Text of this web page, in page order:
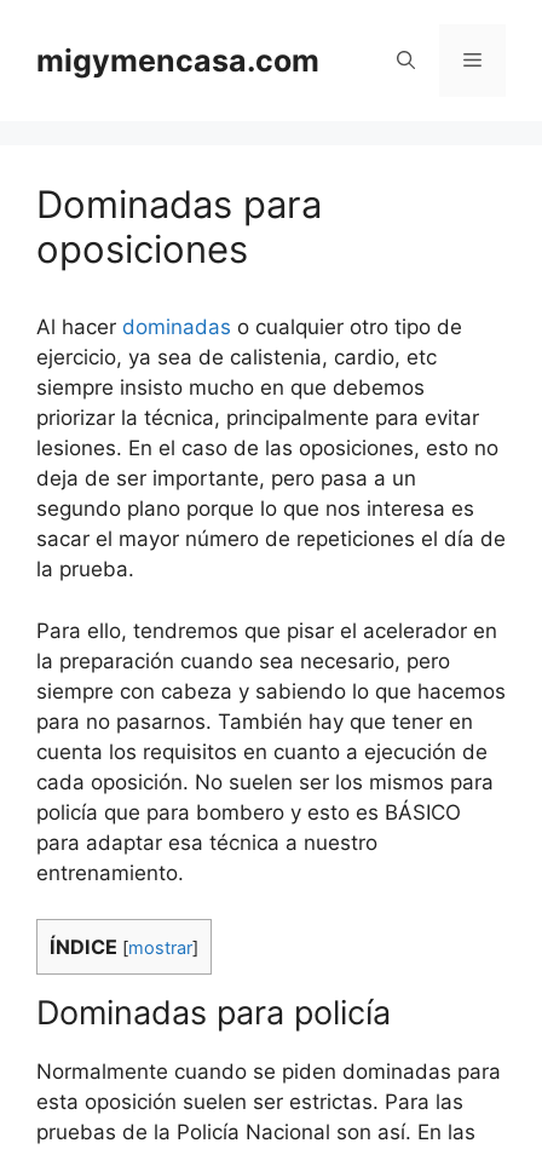
contenido
migymencasa.com Menú
Dominadas para
oposiciones
Al hacer dominadas o cualquier otro tipo de
ejercicio, ya sea de calistenia, cardio, etc
siempre insisto mucho en que debemos
priorizar la técnica, principalmente para evitar
lesiones. En el caso de las oposiciones, esto no
deja de ser importante, pero pasa a un
segundo plano porque lo que nos interesa es
sacar el mayor número de repeticiones el día de
la prueba.
Para ello, tendremos que pisar el acelerador en
la preparación cuando sea necesario, pero
siempre con cabeza y sabiendo lo que hacemos
para no pasarnos. También hay que tener en
cuenta los requisitos en cuanto a ejecución de
cada oposición. No suelen ser los mismos para
policía que para bombero y esto es BÁSICO
para adaptar esa técnica a nuestro
entrenamiento.
ÍNDICE [mostrar]
Dominadas para policía
Normalmente cuando se piden dominadas para
esta oposición suelen ser estrictas. Para las
pruebas de la Policía Nacional son así. En las